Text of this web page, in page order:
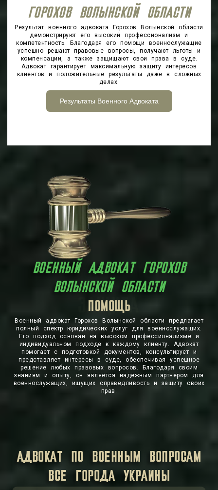
ГОРОХОВ ВОЛЫНСКОЙ ОБЛАСТИ
Результат военного адвоката Горохов Волынской области
демонстрируют его высокий профессионализм и
компетентность. Благодаря его помощи военнослужащие
успешно решают правовые вопросы, получают льготы и
компенсации, а также защищают свои права в суде.
Адвокат гарантирует максимальную защиту интересов
клиентов и положительные результаты даже в сложных
делах.
Результаты Военного Адвоката
ВОЕННЫЙ АДВОКАТ ГОРОХОВ
ВОЛЫНСКОЙ ОБЛАСТИ
ЗАЩИТА
Военный адвокат Горохов Волынской области предлагает
полный спектр юридических услуг для военнослужащих.
Его подход основан на высоком профессионализме и
индивидуальном подходе к каждому клиенту. Адвокат
помогает с подготовкой документов, консультирует и
представляет интересы в суде, обеспечивая успешное
решение любых правовых вопросов. Благодаря своим
знаниям и опыту, он является надежным партнером для
военнослужащих, ищущих справедливость и защиту своих
прав.
АДВОКАТ ПО ВОЕННЫМ ВОПРОСАМ
ВСЕ ГОРОДА УКРАИНЫ